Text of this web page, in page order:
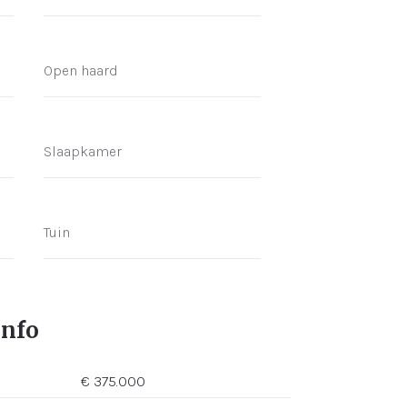
Open haard
Slaapkamer
Tuin
€ 375.000